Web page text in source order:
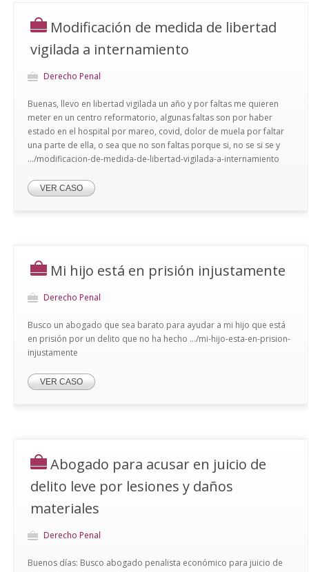
Modificación de medida de libertad
vigilada a internamiento
Derecho Penal
Buenas, llevo en libertad vigilada un año y por faltas me quieren
meter en un centro reformatorio, algunas faltas son por haber
estado en el hospital por mareo, covid, dolor de muela por faltar
una parte de ella, o sea que no son faltas porque si, no se si se y
.../modificacion-de-medida-de-libertad-vigilada-a-internamiento
VER CASO
Mi hijo está en prisión injustamente
Derecho Penal
Busco un abogado que sea barato para ayudar a mi hijo que está
en prisión por un delito que no ha hecho .../mi-hijo-esta-en-prision-
injustamente
VER CASO
Abogado para acusar en juicio de
delito leve por lesiones y daños
materiales
Derecho Penal
Buenos días: Busco abogado penalista económico para juicio de